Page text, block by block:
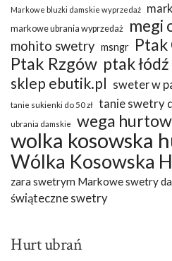
Markowe bluzki damskie wyprzedaż
markowe ubrania wyprzedaż megi
mohito swetry msngr
Ptak Rzgów ptak łódź
sklep ebutik.pl sweter w
tanie sukienki do 50 zł tanie swetry
ubrania damskie wega
wolka kosowska
Wólka Kosowska
zara swetrym Markowe swetry
świąteczne swetry
Hurt ubrań